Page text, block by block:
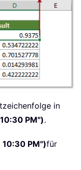
in
PM").
PM")für